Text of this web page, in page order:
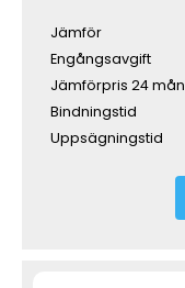
Jämför
Engångsavgift
Jämförpris 24 mån
Bindningstid
Uppsägningstid